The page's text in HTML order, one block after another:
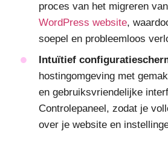
proces van het migreren
WordPress website,
soepel en probleemloos
Intuïtief
hostingomgeving met
en gebruiksvriendelijke
Controlepaneel, zodat je
over je website en